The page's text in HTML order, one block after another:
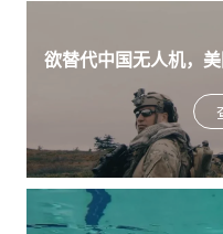
欲替代中国无人机，
美军SRR